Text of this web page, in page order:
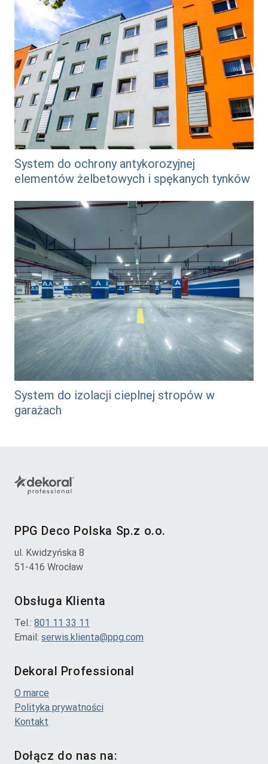
System do ochrony antykorozyjnej
elementów żelbetowych i spękanych tynków
System do izolacji cieplnej stropów w
garażach
/system-garazowy-dekoral-professional-akrys-
3000-sdg
PPG Deco Polska Sp.z o.o.
ul. Kwidzyńska 8
51-416 Wrocław
Obsługa Klienta
Tel.: 801 11 33 11
Email: serwis.klienta@ppg.com
Dekoral Professional
O marce
Polityka prywatności
Kontakt
Dołącz do nas na: